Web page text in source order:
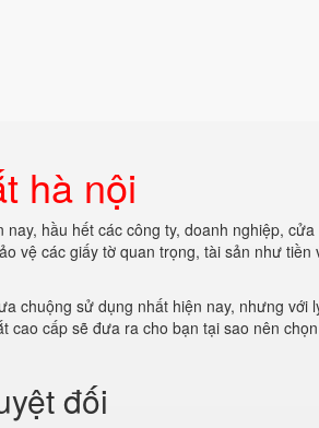
hà nội
hầu hết các công ty, doanh nghiệp,
vệ các giấy tờ quan trọng, tài sản như tiền
chuộng sử dụng nhất hiện nay, nhưng với
cao cấp sẽ đưa ra cho bạn tại sao nên
đối